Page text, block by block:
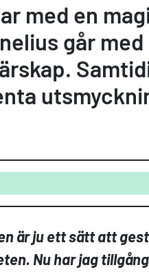
med en
går
är ju ett sätt att
Nu har jag